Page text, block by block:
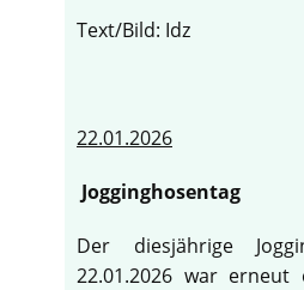
Text/Bild: Idz
22.01.2026
Jogginghosentag
Der diesjährige
22.01.2026 war erneut